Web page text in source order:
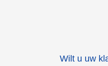
Wilt u uw